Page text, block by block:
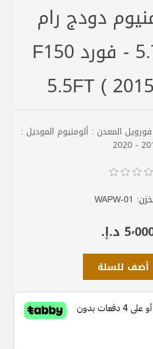
دودج رام
2019+ 5.7FT - فورد F150
5.5FT (
المعدن : ألومنيوم الموديل :
2015
WAPW-01
د.إ.‏
أضف للسلة